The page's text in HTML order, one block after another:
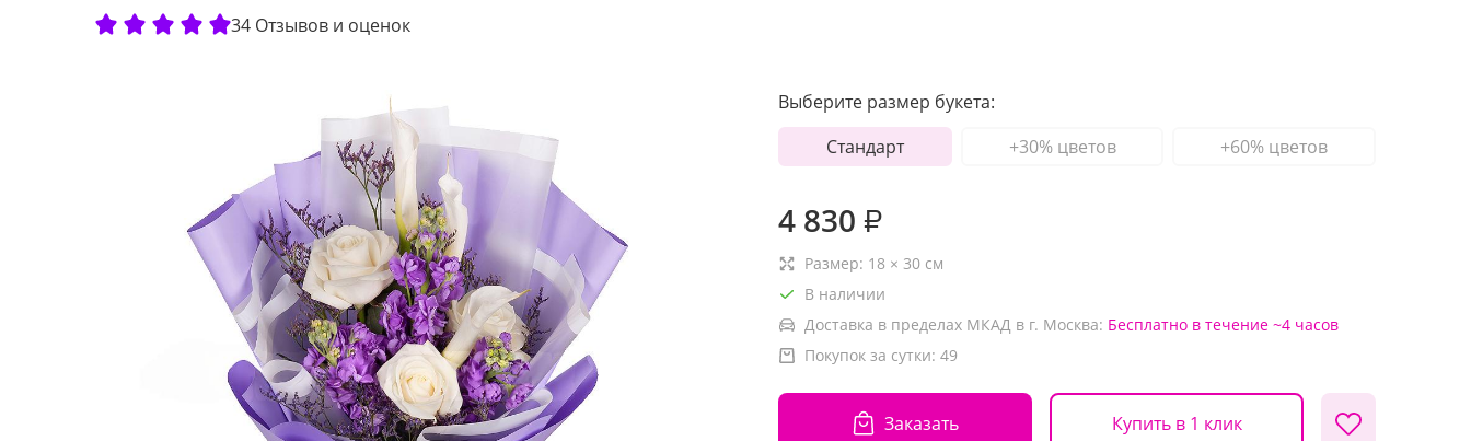
34 Отзывов и оценок
Выберите размер букета:
Стандарт
+30% цветов +60% цветов
4 830 ₽
Размер: 18 × 30 см
В наличии
Доставка в пределах МКАД в г. Москва: Бесплатно в течение ~4 часов
Покупок за сутки: 49
Заказать Купить в 1 клик